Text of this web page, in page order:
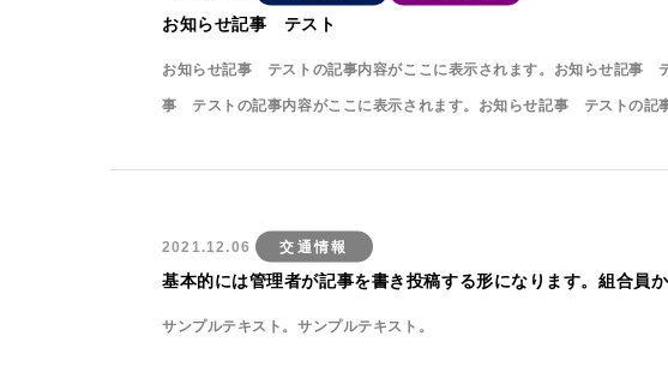
お知らせ記事 テスト
お知らせ記事 テストの記事内容がここに表示されます。お知らせ記事
事 テストの記事内容がここに表示されます。お知らせ記事 テストの記
2021.12.06 交通情報
基本的には管理者が記事を書き投稿する形になります。組合員
サンプルテキスト。サンプルテキスト。